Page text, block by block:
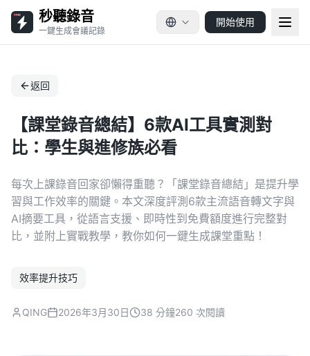
秒聽錄音
一鍵生成會議記錄
開始使用
返回
【課堂錄音總結】6款AI工具實測對
比：學生與進修族必看
每次上課錄音回家卻懶得重聽？「課堂錄音總結」是提升學
習與工作效率的關鍵。本文深度評測6款主流語音轉文字與
AI摘要工具，從語言支援、即時性到免費額度進行完整對
比，並附上實戰教學，教你如何一鍵生成課堂重點！
效率提升技巧
QING 2026年3月30日 38 分鐘260 次閱讀